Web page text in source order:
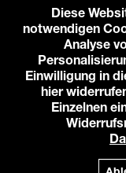
©
Diese
notwendigen
Analyse
Einwilligung in
hier
Einzelnen